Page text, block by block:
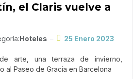
el Claris vuelve a
Hoteles 25 Enero 2023
arte, una terraza de invierno,
al Paseo de Gracia en Barcelona